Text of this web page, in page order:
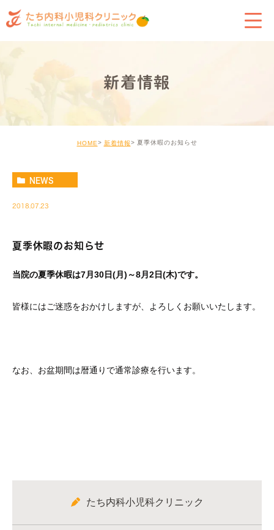
新着情報
HOME 新着情報 夏季休暇のお知らせ
NEWS
2018.07.23
夏季休暇のお知らせ
当院の夏季休暇は7月30日(月)～8月2日(木)です。
皆様にはご迷惑をおかけしますが、よろしくお願いいたします。
なお、お盆期間は暦通りで通常診療を行います。
たち内科小児科クリニック